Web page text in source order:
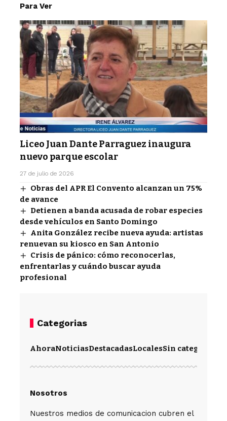
Para Ver
Liceo Juan Dante Parraguez inaugura
nuevo parque escolar
27 de julio de 2026
Obras del APR El Convento alcanzan un 75%
de avance
Detienen a banda acusada de robar especies
desde vehículos en Santo Domingo
Anita González recibe nueva ayuda: artistas
renuevan su kiosco en San Antonio
Crisis de pánico: cómo reconocerlas,
enfrentarlas y cuándo buscar ayuda
profesional
Categorias
AhoraNoticiasDestacadasLocalesSin categoría
Nosotros
Nuestros medios de comunicacion cubren el